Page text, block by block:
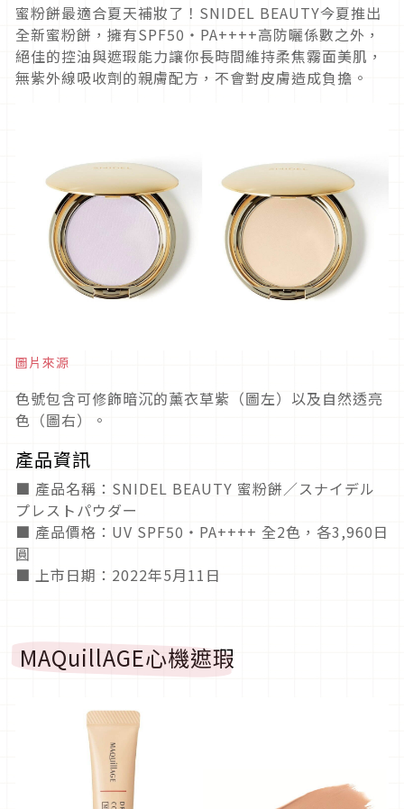
蜜粉餅最適合夏天補妝了！SNIDEL BEAUTY今夏推出
全新蜜粉餅，擁有SPF50・PA++++高防曬係數之外，
絕佳的控油與遮瑕能力讓你長時間維持柔焦霧面美肌，
無紫外線吸收劑的親膚配方，不會對皮膚造成負擔。
圖片來源
色號包含可修飾暗沉的薰衣草紫（圖左）以及自然透亮
色（圖右）。
產品資訊
■ 產品名稱：SNIDEL BEAUTY 蜜粉餅／スナイデル
プレストパウダー
■ 產品價格：UV SPF50・PA++++ 全2色，各3,960日
圓
■ 上市日期：2022年5月11日
MAQuillAGE心機遮瑕